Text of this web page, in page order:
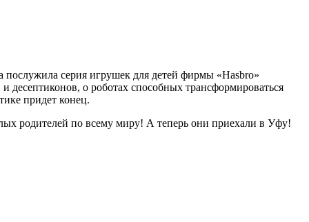
серия игрушек для детей фирмы «Hasbrо»
о роботах способных трансформироваться
придет конец.
родителей по всему миру! А теперь они приехали в Уфу!